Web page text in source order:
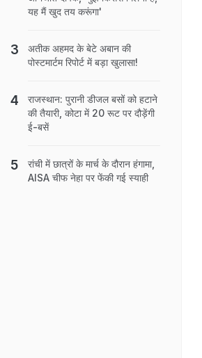
यह मैं खुद तय करूंगा'
अतीक अहमद के बेटे अबान की
पोस्टमार्टम रिपोर्ट में बड़ा खुलासा!
राजस्थान: पुरानी डीजल बसों को हटाने
की तैयारी, कोटा में 20 रूट पर दौड़ेंगी
ई-बसें
रांची में छात्रों के मार्च के दौरान हंगामा,
AISA चीफ नेहा पर फेंकी गई स्याही